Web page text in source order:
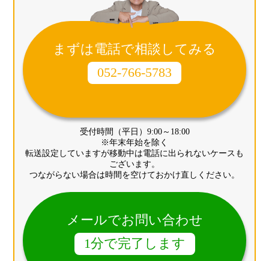
まずは電話で相談してみる
052-766-5783
受付時間（平日）9:00～18:00
※年末年始を除く
転送設定していますが移動中は電話に出られないケースも
ございます。
つながらない場合は時間を空けておかけ直しください。
メールでお問い合わせ
1分で完了します